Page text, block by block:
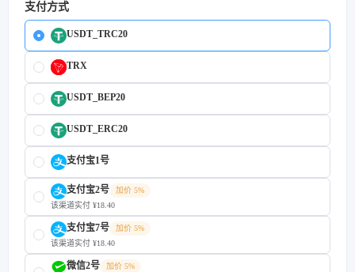
支付方式
USDT_TRC20
TRX
USDT_BEP20
USDT_ERC20
支付宝1号
支付宝2号
加价 5%
该渠道实付 ¥18.40
支付宝7号
加价 5%
该渠道实付 ¥18.40
微信2号
加价 5%